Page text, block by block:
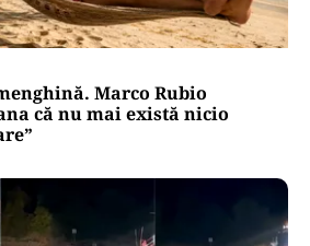
Marco Rubio
că nu mai există nicio